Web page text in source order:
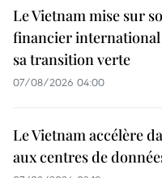
Le Vietnam mise sur
financier
sa transition verte
07/08/2026 04:00
Le Vietnam accélère
aux centres de